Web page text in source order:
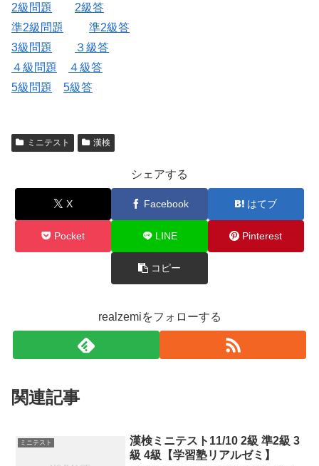
2級問題
2級答
準2級問題
準2級答
3級問題
３級答
４級問題
４級答
5級問題
5級答
ミニテスト 漢検
シェアする
X Facebook はてブ
Pocket LINE Pinterest
コピー
realzemiをフォローする
関連記事
ミニテスト
漢検ミニテスト11/10 2級 準2級 3
級 4級【学習塾リアルゼミ】